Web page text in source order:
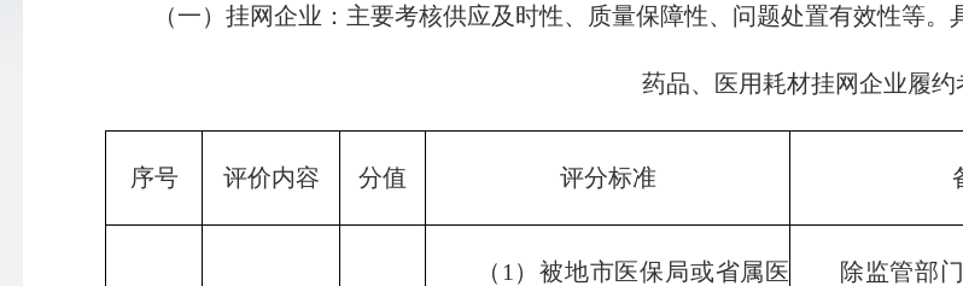
（一）挂网企业：主要考核供应及时性、质量保障性、问题处置有效性等。
药品、医用耗材挂网企业履约
序号 评价内容 分值 评分标准
（1）被地市医保局或省属医 除监管部门